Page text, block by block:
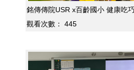
銘傳傳院USR x百齡國小 健康吃
觀看次數：
445